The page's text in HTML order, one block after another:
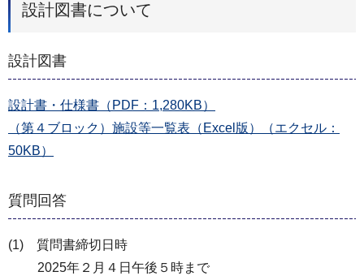
設計図書について
設計図書
設計書・仕様書（PDF：1,280KB）
（第４ブロック）施設等一覧表（Excel版）（エクセル：
50KB）
質問回答
(1) 質問書締切日時
2025年２月４日午後５時まで